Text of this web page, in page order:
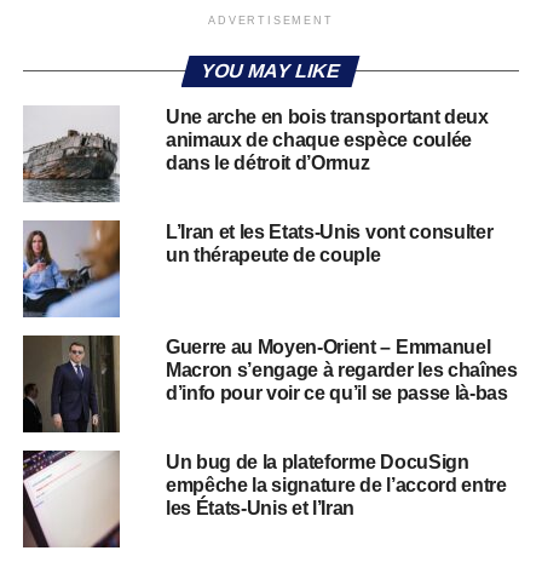
ADVERTISEMENT
YOU MAY LIKE
Une arche en bois transportant deux
animaux de chaque espèce coulée
dans le détroit d’Ormuz
L’Iran et les Etats-Unis vont consulter
un thérapeute de couple
Guerre au Moyen-Orient – Emmanuel
Macron s’engage à regarder les chaînes
d’info pour voir ce qu’il se passe là-bas
Un bug de la plateforme DocuSign
empêche la signature de l’accord entre
les États-Unis et l’Iran